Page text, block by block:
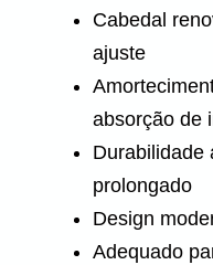
Cabedal
ajuste
absorção de
Durabilidade
prolongado
Design
Adequado